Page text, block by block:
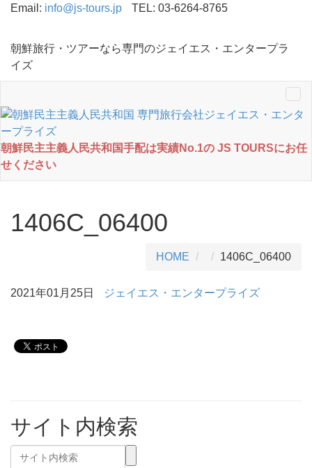
Email: info@js-tours.jp TEL: 03-6264-8765
朝鮮旅行・ツアーなら専門のジェイエス・エンタープラ
イズ
朝鮮民主主義人民共和国手配は実績No.1の JS TOURSにお任
せください
1406C_06400
HOME 1406C_06400
2021年01月25日 ジェイエス・エンタープライズ
サイト内検索